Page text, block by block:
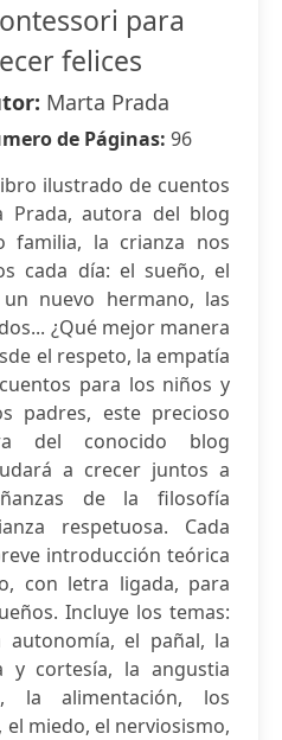
para
felices
Marta Prada
de Páginas: 96
ilustrado de cuentos
Prada, autora del blog
familia, la crianza nos
cada día: el sueño, el
nuevo hermano, las
¿Qué mejor manera
el respeto, la empatía
para los niños y
padres, este precioso
del conocido blog
a crecer juntos a
de la filosofía
respetuosa. Cada
introducción teórica
con letra ligada, para
Incluye los temas:
el pañal, la
y cortesía, la angustia
la alimentación, los
el miedo, el nerviosismo,